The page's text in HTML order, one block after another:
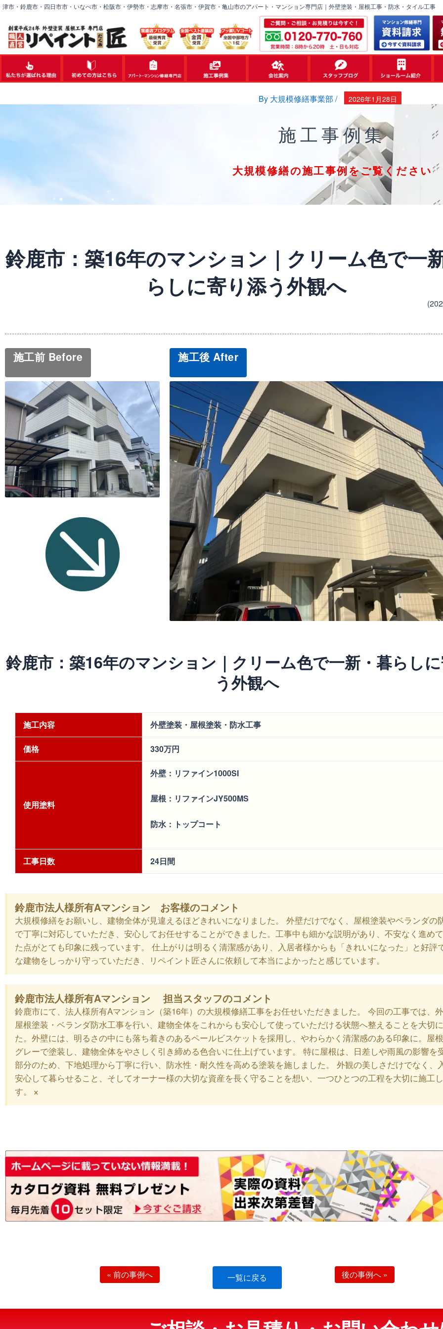
内
キ
ッ
プ
津市・鈴鹿市・四日市市・いなべ市・松阪市・伊勢市・志摩市・名張市・伊賀市・亀山市のアパート・マンション専門店｜外壁塗装・屋根工事・防水・タイル工事
By 大規模修繕事業部 / 2026年1月28日
施工事例集
大規模修繕の施工事例をご覧ください
鈴鹿市：築16年のマンション｜クリーム色で一
らしに寄り添う外観へ
施工前 Before 施工後 After
鈴鹿市：築16年のマンション｜クリーム色で一新・暮らし
う外観へ
施工内容 外壁塗装・屋根塗装・防水工事
価格 330万円
使用塗料
外壁：リファイン1000SI
屋根：リファインJY500MS
防水：トップコート
工事日数 24日間
鈴鹿市法人様所有Aマンション お客様のコメント
大規模修繕をお願いし、建物全体が見違えるほどきれいになりました。 外壁だけでなく、屋根塗装やベランダの
で丁寧に対応していただき、安心してお任せすることができました。工事中も細かな説明があり、不安なく進め
た点がとても印象に残っています。 仕上がりは明るく清潔感があり、入居者様からも「きれいになった」と好評
な建物をしっかり守っていただき、リペイント匠さんに依頼して本当によかったと感じています。
鈴鹿市法人様所有Aマンション 担当スタッフのコメント
鈴鹿市にて、法人様所有Aマンション（築16年）の大規模修繕工事をお任せいただきました。 今回の工事では、
屋根塗装・ベランダ防水工事を行い、建物全体をこれからも安心して使っていただける状態へ整えることを大切
た。外壁には、明るさの中にも落ち着きのあるペールビスケットを採用し、やわらかく清潔感のある印象に。屋
グレーで塗装し、建物全体をやさしく引き締める色合いに仕上げています。 特に屋根は、日差しや雨風の影響を
部分のため、下地処理から丁寧に行い、防水性・耐久性を高める塗装を施しました。 外観の美しさだけでなく、
安心して暮らせること、そしてオーナー様の大切な資産を長く守ることを想い、一つひとつの工程を大切に施工
す。
×
«前の事例へ 一覧に戻る 後の事例へ»